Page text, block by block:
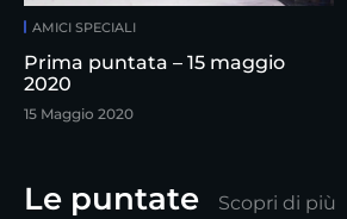
AMICI SPECIALI
Prima puntata – 15 maggio
2020
15 Maggio 2020
Le puntate Scopri di più